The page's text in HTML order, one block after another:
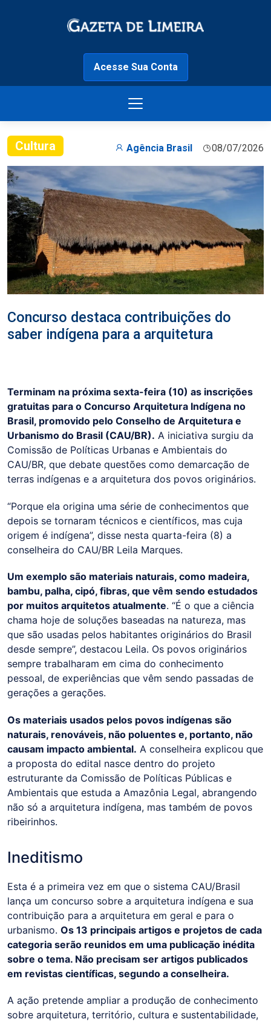
Acesse Sua Conta
Cultura Agência Brasil 08/07/2026
Concurso destaca contribuições do
saber indígena para a arquitetura
Terminam na próxima sexta-feira (10) as inscrições
gratuitas para o Concurso Arquitetura Indígena no
Brasil, promovido pelo Conselho de Arquitetura e
Urbanismo do Brasil (CAU/BR). A iniciativa surgiu da
Comissão de Políticas Urbanas e Ambientais do
CAU/BR, que debate questões como demarcação de
terras indígenas e a arquitetura dos povos originários.
“Porque ela origina uma série de conhecimentos que
depois se tornaram técnicos e científicos, mas cuja
origem é indígena”, disse nesta quarta-feira (8) a
conselheira do CAU/BR Leila Marques.
Um exemplo são materiais naturais, como madeira,
bambu, palha, cipó, fibras, que vêm sendo estudados
por muitos arquitetos atualmente. “É o que a ciência
chama hoje de soluções baseadas na natureza, mas
que são usadas pelos habitantes originários do Brasil
desde sempre”, destacou Leila. Os povos originários
sempre trabalharam em cima do conhecimento
pessoal, de experiências que vêm sendo passadas de
gerações a gerações.
Os materiais usados pelos povos indígenas são
naturais, renováveis, não poluentes e, portanto, não
causam impacto ambiental. A conselheira explicou que
a proposta do edital nasce dentro do projeto
estruturante da Comissão de Políticas Públicas e
Ambientais que estuda a Amazônia Legal, abrangendo
não só a arquitetura indígena, mas também de povos
ribeirinhos.
Ineditismo
Esta é a primeira vez em que o sistema CAU/Brasil
lança um concurso sobre a arquitetura indígena e sua
contribuição para a arquitetura em geral e para o
urbanismo. Os 13 principais artigos e projetos de cada
categoria serão reunidos em uma publicação inédita
sobre o tema. Não precisam ser artigos publicados
em revistas científicas, segundo a conselheira.
A ação pretende ampliar a produção de conhecimento
sobre arquitetura, território, cultura e sustentabilidade,